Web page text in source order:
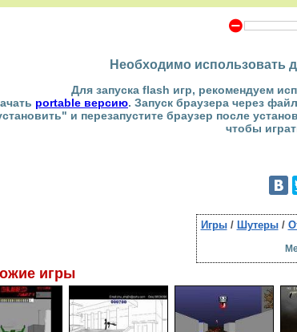
Y
Необходимо использовать
Для запуска flash игр, рекомендуем
portable версию. Запуск браузера через
и перезапустите браузер после
чтобы
Игры/ Шутеры/
игры